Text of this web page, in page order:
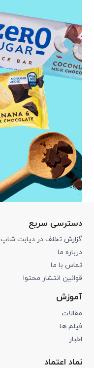
دسترسی سریع
گزارش تخلف در دیابت شاپ
درباره ما
تماس با ما
قوانین انتشار محتوا
آموزش
مقالات
فیلم ها
اخبار
نماد اعتماد